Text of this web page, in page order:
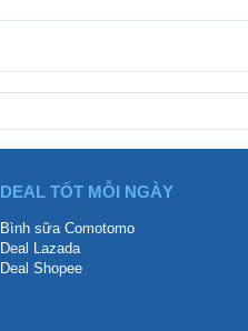
DEAL TỐT MỖI NGÀY
Bình sữa Comotomo
Deal Lazada
Deal Shopee